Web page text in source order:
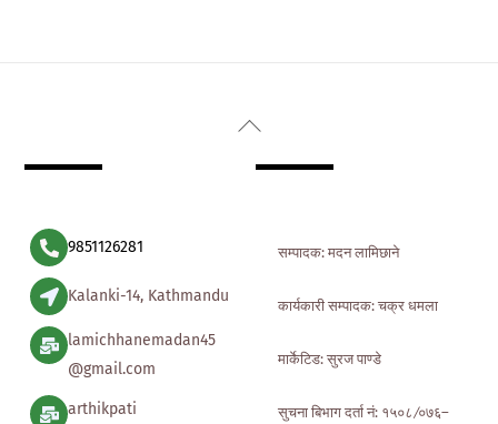
Back
9851126281
Kalanki-14, Kathmandu
lamichhanemadan45
@gmail.com
arthikpati
सम्पादक: मदन लामिछाने
कार्यकारी सम्पादक: चक्र धमला
मार्केटिड: सुरज पाण्डे
सुचना बिभाग दर्ता नं: १५०८ ∕०७६–